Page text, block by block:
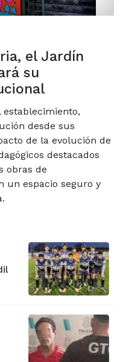
el Jardín
su
establecimiento,
desde sus
de la evolución de
destacados
obras de
un espacio seguro y